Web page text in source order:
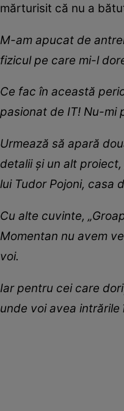
mărturisit că nu a
M-am apucat de
fizicul pe care mi-l
Ce fac în această
pasionat de IT! Nu-mi
Urmează să apară
detalii și un alt
lui Tudor Pojoni, casa
Cu alte cuvinte,
Momentan nu avem
voi.
Iar pentru cei care
unde voi avea intrările